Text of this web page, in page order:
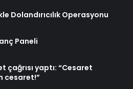
Dolandırıcılık Operasyonu
Paneli
çağrısı yaptı: “Cesaret
cesaret!”